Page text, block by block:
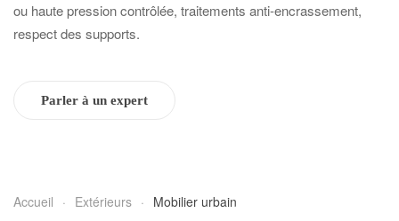
ou haute pression contrôlée, traitements anti-encrassement,
respect des supports.
Parler à un expert
Accueil Extérieurs Mobilier urbain